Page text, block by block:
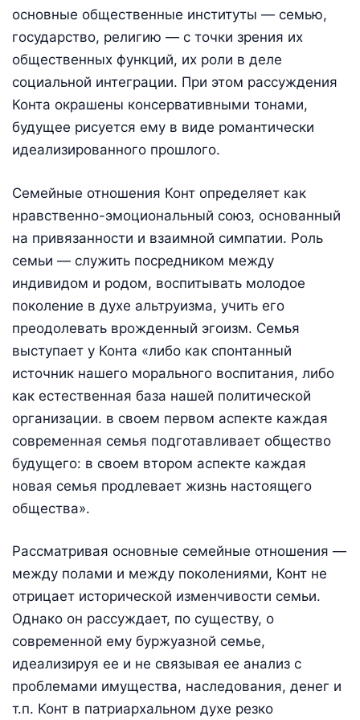
основные общественные институты — семью,
государство, религию — с точки зрения их
общественных функций, их роли в деле
социальной интеграции. При этом рассуждения
Конта окрашены консервативными тонами,
будущее рисуется ему в виде романтически
идеализированного прошлого.
Семейные отношения Конт определяет как
нравственно-эмоциональный союз, основанный
на привязанности и взаимной симпатии. Роль
семьи — служить посредником между
индивидом и родом, воспитывать молодое
поколение в духе альтруизма, учить его
преодолевать врожденный эгоизм. Семья
выступает у Конта «либо как спонтанный
источник нашего морального воспитания, либо
как естественная база нашей политической
организации. в своем первом аспекте каждая
современная семья подготавливает общество
будущего: в своем втором аспекте каждая
новая семья продлевает жизнь настоящего
общества».
Рассматривая основные семейные отношения —
между полами и между поколениями, Конт не
отрицает исторической изменчивости семьи.
Однако он рассуждает, по существу, о
современной ему буржуазной семье,
идеализируя ее и не связывая ее анализ с
проблемами имущества, наследования, денег и
т.п. Конт в патриархальном духе резко